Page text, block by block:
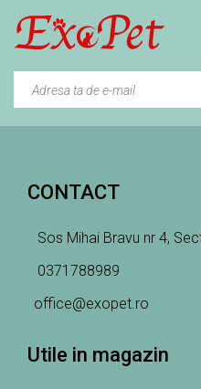
CONTACT
Sos Mihai Bravu nr 4,
0371788989
office@exopet.ro
Utile in magazin